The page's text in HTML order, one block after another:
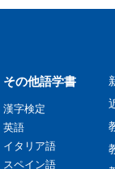
その他語学書
漢字検定
英語
イタリア語
スペイン語